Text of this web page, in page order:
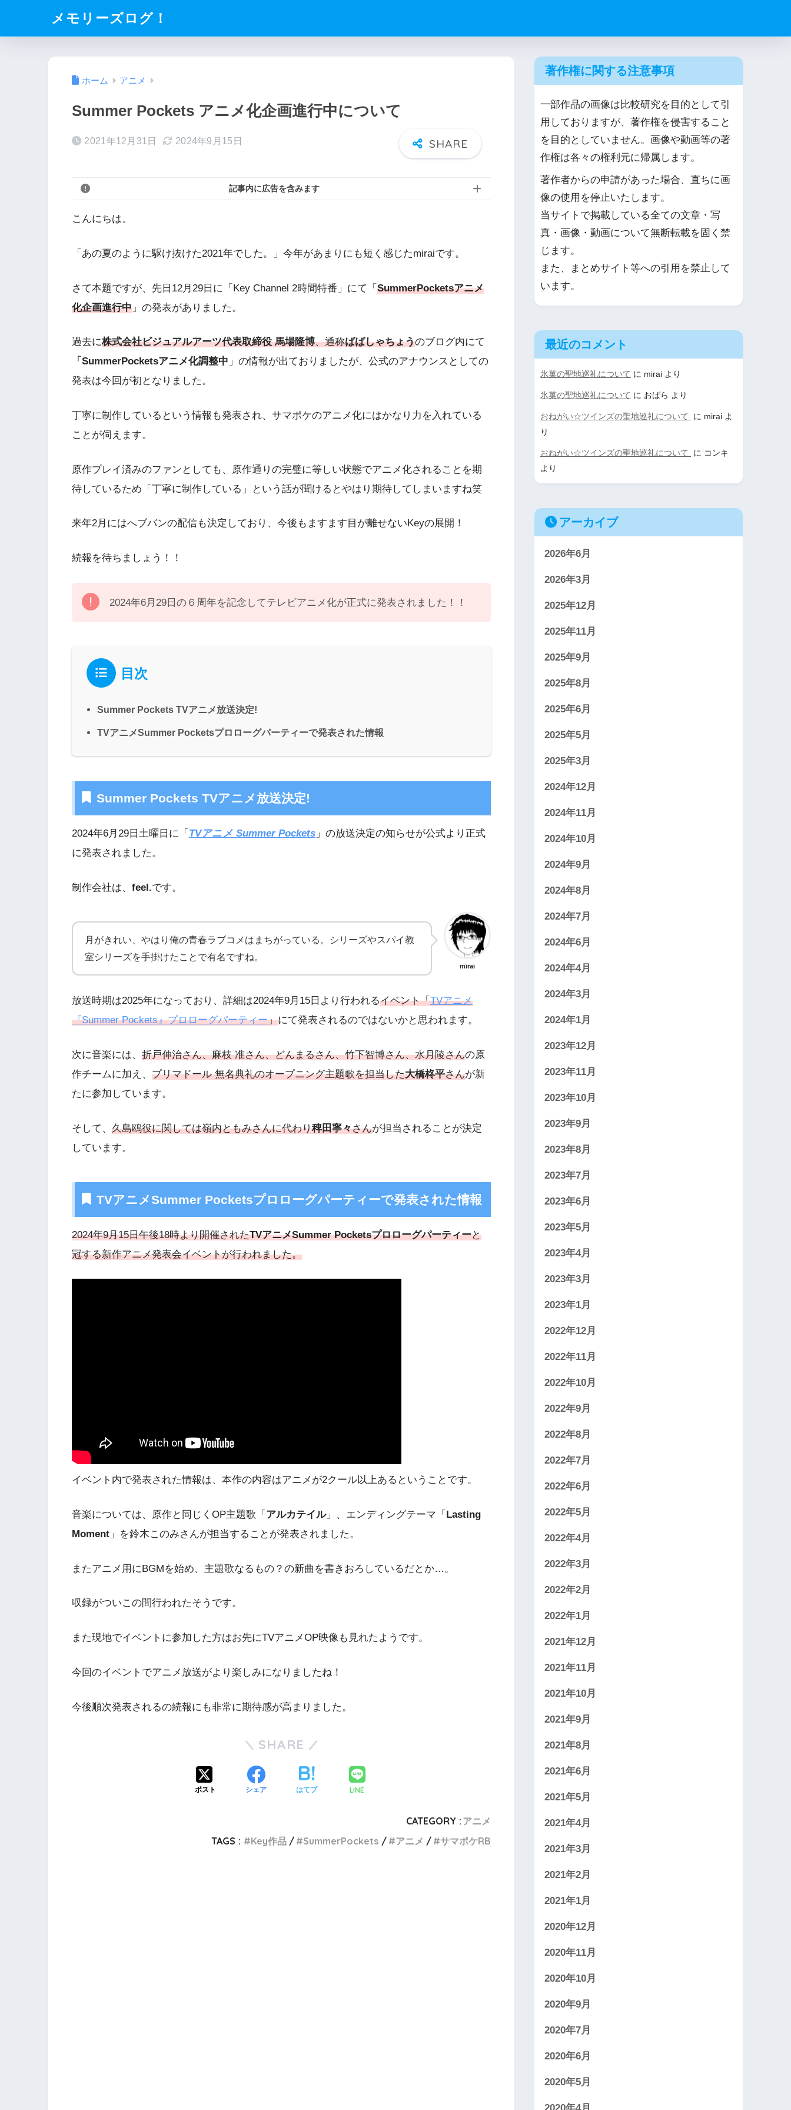
メモリーズログ！
ホーム アニメ
Summer Pockets アニメ化企画進行中について
2021年12月31日 2024年9月15日
記事内に広告を含みます
こんにちは。
「あの夏のように駆け抜けた2021年でした。」今年があまりにも短く感じたmiraiです。
さて本題ですが、先日12月29日に「Key Channel 2時間特番」にて「 SummerPocketsアニメ
化企画進行中 」の発表がありました。
過去に株式会社ビジュアルアーツ代表取締役 馬場隆博、通称ばばしゃちょうのブログ内にて
「SummerPocketsアニメ化調整中 」の情報が出ておりましたが、公式のアナウンスとしての
発表は今回が初となりました。
丁寧に制作しているという情報も発表され、サマポケのアニメ化にはかなり力を入れている
ことが伺えます。
原作プレイ済みのファンとしても、原作通りの完璧に等しい状態でアニメ化されることを期
待しているため「丁寧に制作している」という話が聞けるとやはり期待してしまいますね笑
来年2月にはへブバンの配信も決定しており、今後もますます目が離せないKeyの展開！
続報を待ちましょう！！
2024年6月29日の６周年を記念してテレビアニメ化が正式に発表されました！！
目次
Summer Pockets TVアニメ放送決定!
TVアニメSummer Pocketsプロローグパーティーで発表された情報
Summer Pockets TVアニメ放送決定!
2024年6月29日土曜日に「 TVアニメ Summer Pockets 」の放送決定の知らせが公式より正式
に発表されました。
制作会社は、 feel.です。
mirai
月がきれい、やはり俺の青春ラブコメはまちがっている。シリーズやスパイ教
室シリーズを手掛けたことで有名ですね。
放送時期は2025年になっており、詳細は2024年9月15日より行われるイベント「TVアニメ
『Summer Pockets』プロローグパーティー」にて発表されるのではないかと思われます。
次に音楽には、 折戸伸治さん、麻枝 准さん、どんまるさん、竹下智博さん、水月陵さんの原
作チームに加え、 プリマドール 無名典礼のオープニング主題歌を担当した大橋柊平さんが新
たに参加しています。
そして、 久島鴎役に関しては嶺内ともみさんに代わり稗田寧々さんが担当されることが決定
しています。
TVアニメSummer Pocketsプロローグパーティーで発表された情報
2024年9月15日午後18時より開催されたTVアニメSummer Pocketsプロローグパーティーと
冠する新作アニメ発表会イベントが行われました。
イベント内で発表された情報は、本作の内容はアニメが2クール以上あるということです。
音楽については、原作と同じくOP主題歌「 アルカテイル」、エンディングテーマ「 Lasting
Moment 」を鈴木このみさんが担当することが発表されました。
またアニメ用にBGMを始め、主題歌なるもの？の新曲を書きおろしているだとか…。
収録がついこの間行われたそうです。
また現地でイベントに参加した方はお先にTVアニメOP映像も見れたようです。
今回のイベントでアニメ放送がより楽しみになりましたね！
今後順次発表されるの続報にも非常に期待感が高まりました。
SHARE
ポスト シェア はてブ LINE
CATEGORY : アニメ
TAGS :
Key作品 SummerPockets アニメ サマポケRB
著作権に関する注意事項
一部作品の画像は比較研究を目的として引
用しておりますが、著作権を侵害すること
を目的としていません。画像や動画等の著
作権は各々の権利元に帰属します。
著作者からの申請があった場合、直ちに画
像の使用を停止いたします。
当サイトで掲載している全ての文章・写
真・画像・動画について無断転載を固く禁
じます。
また、まとめサイト等への引用を禁止して
います。
最近のコメント
氷菓の聖地巡礼について に mirai より
氷菓の聖地巡礼について に おばら より
おねがい☆ツインズの聖地巡礼について に mirai よ
り
おねがい☆ツインズの聖地巡礼について に コンキ
より
アーカイブ
2026年6月
2026年3月
2025年12月
2025年11月
2025年9月
2025年8月
2025年6月
2025年5月
2025年3月
2024年12月
2024年11月
2024年10月
2024年9月
2024年8月
2024年7月
2024年6月
2024年4月
2024年3月
2024年1月
2023年12月
2023年11月
2023年10月
2023年9月
2023年8月
2023年7月
2023年6月
2023年5月
2023年4月
2023年3月
2023年1月
2022年12月
2022年11月
2022年10月
2022年9月
2022年8月
2022年7月
2022年6月
2022年5月
2022年4月
2022年3月
2022年2月
2022年1月
2021年12月
2021年11月
2021年10月
2021年9月
2021年8月
2021年6月
2021年5月
2021年4月
2021年3月
2021年2月
2021年1月
2020年12月
2020年11月
2020年10月
2020年9月
2020年7月
2020年6月
2020年5月